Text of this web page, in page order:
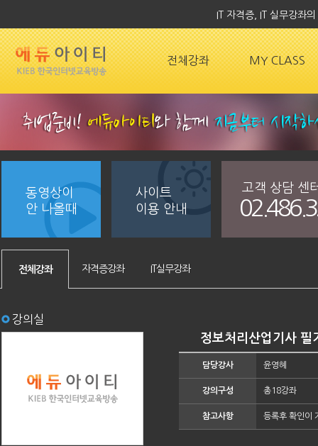
IT 자격증, IT 실무강좌
전체강좌 MY CLASS
동영상이
안 나올때
사이트
이용 안내
고객 상담 센
전체강좌 자격증강좌 IT실무강좌
강의실
정보처리산업기사
담당강사 윤영혜
강의구성 총18강좌
참고사항 등록후 확인이